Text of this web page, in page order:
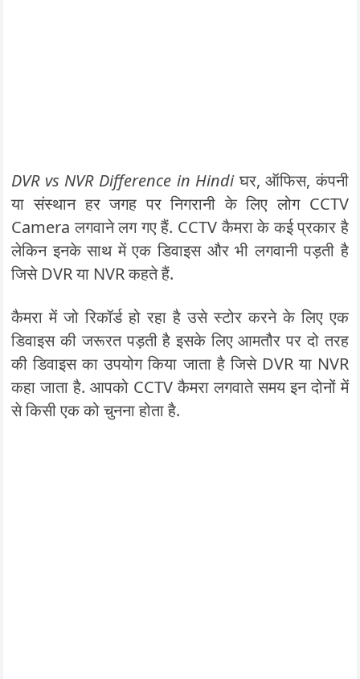
DVR vs NVR Difference in Hindiघर, ऑफिस, कंपनी
या संस्थान हर जगह पर निगरानी के लिए लोग CCTV
Camera लगवाने लग गए हैं. CCTV कैमरा के कई प्रकार है
लेकिन इनके साथ में एक डिवाइस और भी लगवानी पड़ती है
जिसे DVR या NVR कहते हैं.
कैमरा में जो रिकॉर्ड हो रहा है उसे स्टोर करने के लिए एक
डिवाइस की जरूरत पड़ती है इसके लिए आमतौर पर दो तरह
की डिवाइस का उपयोग किया जाता है जिसे DVR या NVR
कहा जाता है. आपको CCTV कैमरा लगवाते समय इन दोनों में
से किसी एक को चुनना होता है.